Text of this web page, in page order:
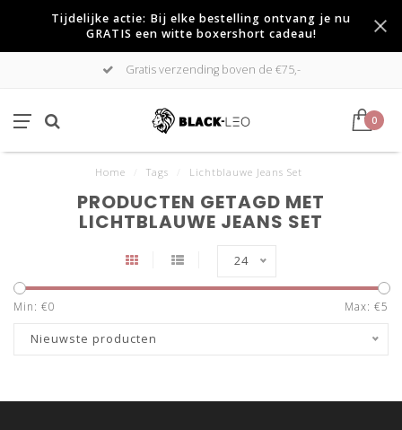
Tijdelijke actie: Bij elke bestelling ontvang je nu
GRATIS een witte boxershort cadeau!
Gratis verzending boven de €75,-
0
Home Tags Lichtblauwe Jeans Set
PRODUCTEN GETAGD MET
LICHTBLAUWE JEANS SET
24
Min: €0 Max: €5
Nieuwste producten